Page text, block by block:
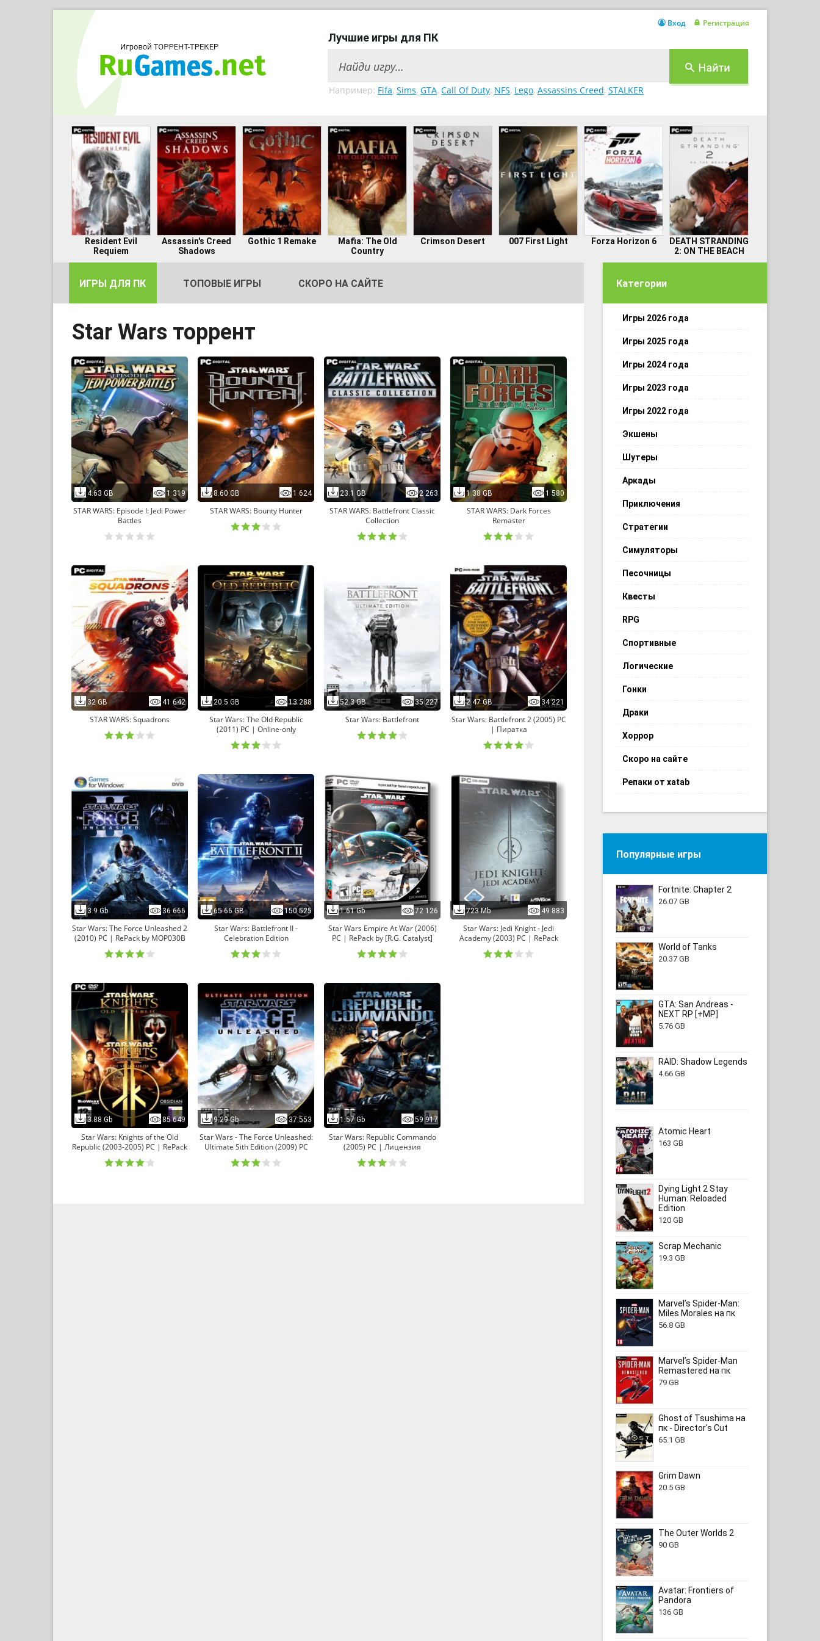
Лучшие игры для ПК
Например: Fifa, Sims, GTA, Call Of Duty, NFS, Lego, Assassins Creed, STALKER
Вход Регистрация
Resident Evil
Requiem
Assassin's Creed
Shadows
Gothic 1 Remake
Mafia: The Old
Country
Crimson Desert 007 First Light Forza Horizon 6
DEATH STRANDING
2: ON THE BEACH
ИГРЫ ДЛЯ ПК ТОПОВЫЕ ИГРЫ СКОРО НА САЙТЕ
Star Wars торрент
4.63 GB 1 319
STAR WARS: Episode I: Jedi Power
Battles
8.60 GB 1 624
STAR WARS: Bounty Hunter
23.1 GB 2 263
STAR WARS: Battlefront Classic
Collection
1.38 GB 1 580
STAR WARS: Dark Forces
Remaster
32 GB 41 642
STAR WARS: Squadrons
20.5 GB 13 288
Star Wars: The Old Republic
(2011) PC | Online-only
52.3 GB 35 227
Star Wars: Battlefront
2.47 GB 34 221
Star Wars: Battlefront 2 (2005) PC
| Пиратка
3.9 Gb 36 666
Star Wars: The Force Unleashed 2
(2010) PC | RePack by MOP030B
65.66 GB 150 525
Star Wars: Battlefront II -
Celebration Edition
1.61 Gb 72 126
Star Wars Empire At War (2006)
PC | RePack by [R.G. Catalyst]
723 Mb 49 883
Star Wars: Jedi Knight - Jedi
Academy (2003) PC | RePack
3.88 Gb 85 649
Star Wars: Knights of the Old
Republic (2003-2005) PC | RePack
9.29 Gb 37 553
Star Wars - The Force Unleashed:
Ultimate Sith Edition (2009) PC
1.57 Gb 59 917
Star Wars: Republic Commando
(2005) PC | Лицензия
Категории
Игры 2026 года
Игры 2025 года
Игры 2024 года
Игры 2023 года
Игры 2022 года
Экшены
Шутеры
Аркады
Приключения
Стратегии
Симуляторы
Песочницы
Квесты
RPG
Спортивные
Логические
Гонки
Драки
Хоррор
Скоро на сайте
Репаки от xatab
Популярные игры
Fortnite: Chapter 2
26.07 GB
World of Tanks
20.37 GB
GTA: San Andreas -
NEXT RP [+MP]
5.76 GB
RAID: Shadow Legends
4.66 GB
Atomic Heart
163 GB
Dying Light 2 Stay
Human: Reloaded
Edition
120 GB
Scrap Mechanic
19.3 GB
Marvel’s Spider-Man:
Miles Morales на пк
56.8 GB
Marvel’s Spider-Man
Remastered на пк
79 GB
Ghost of Tsushima на
пк - Director's Cut
65.1 GB
Grim Dawn
20.5 GB
The Outer Worlds 2
90 GB
Avatar: Frontiers of
Pandora
136 GB